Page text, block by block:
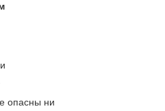
опасны ни